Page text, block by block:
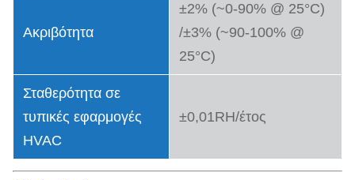
Ακριβότητα
±2% (~0-90% @ 25°C)
/±3% (~90-100% @
25°C)
Σταθερότητα σε
τυπικές εφαρμογές
HVAC
±0,01RH/έτος